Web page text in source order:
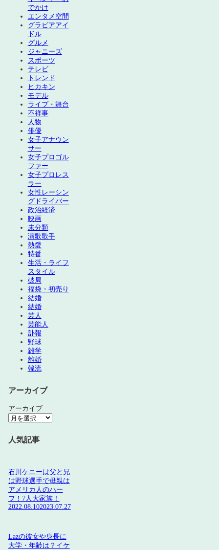
でかけ
エンタメ空間
グラビアアイ
ドル
グルメ
ジャニーズ
スポーツ
テレビ
トレンド
ヒカキン
モデル
ライブ・舞台
不祥事
人物
俳優
女子アナウン
サー
女子プロゴル
ファー
女子プロレス
ラー
女性レーシン
グドライバー
政治経済
映画
未分類
演歌歌手
熱愛
特番
生活・ライフ
スタイル
破局
福袋・初売り
結婚
結婚
芸人
芸能人
訃報
野球
雑学
離婚
韓流
アーカイブ
アーカイブ
人気記事
石川ケニーは父と兄
は野球選手で母親は
アメリカ人のハー
フ！7人大家族！
2022.08.102023.07.27
Lazの彼女や身長に
大学・年齢は？イケ